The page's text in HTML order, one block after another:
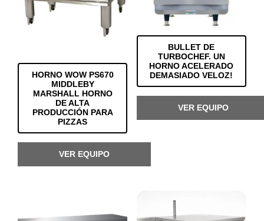
HORNO WOW PS670
MIDDLEBY
MARSHALL HORNO
DE ALTA
PRODUCCIÓN PARA
PIZZAS
VER EQUIPO
BULLET DE
TURBOCHEF. UN
HORNO ACELERADO
DEMASIADO VELOZ!
VER EQUIPO